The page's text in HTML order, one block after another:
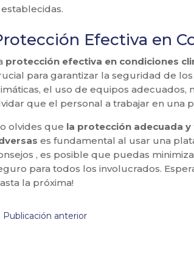
establecidas.
Efectiva en
protección efectiva en condiciones
para garantizar la seguridad de
el uso de equipos adecuados,
que el personal a trabajar en una
olvides que la protección adecuada
es fundamental al usar una
, es posible que puedas
para todos los involucrados.
la próxima!
Publicación anterior